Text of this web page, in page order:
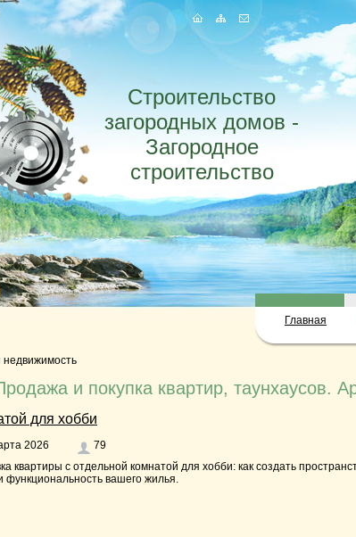
Строительство
загородных домов -
Загородное
строительство
Главная
и покупка квартир, таунхаусов.
для хобби
2026
79
квартиры с отдельной комнатой для хобби: как создать
функциональность вашего жилья.